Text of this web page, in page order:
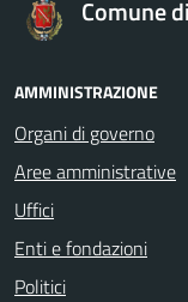
Comune
AMMINISTRAZIONE
Organi di governo
Aree amministrative
Uffici
Enti e fondazioni
Politici